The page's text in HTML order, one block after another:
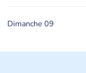
Dimanche 09